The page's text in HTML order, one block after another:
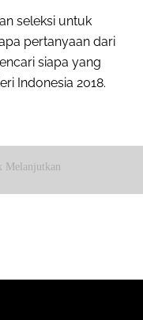
seleksi untuk
pertanyaan dari
siapa yang
Indonesia 2018.
Melanjutkan